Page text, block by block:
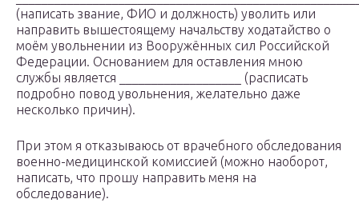
(написать звание, ФИО и должность) уволить или
направить вышестоящему начальству ходатайство о
моём увольнении из Вооружённых сил Российской
Федерации. Основанием для оставления мною
службы является ___________________ (расписать
подробно повод увольнения, желательно даже
несколько причин).
При этом я отказываюсь от врачебного обследования
военно-медицинской комиссией (можно наоборот,
написать, что прошу направить меня на
обследование).